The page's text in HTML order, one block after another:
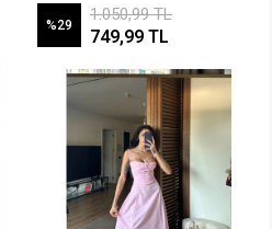
%29
1.050,99 TL
749,99 TL